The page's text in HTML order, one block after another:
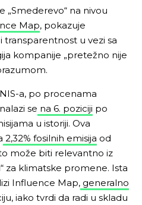
„Smederevo“ na nivou
Map, pokazuje
transparentnost u vezi sa
kompanije „pretežno nije
a, po procenama
se na 6. poziciji po
u istoriji. Ova
2,32% fosilnih emisija od
može biti relevantno iz
za klimatske promene. Ista
Influence Map, generalno
iako tvrdi da radi u skladu